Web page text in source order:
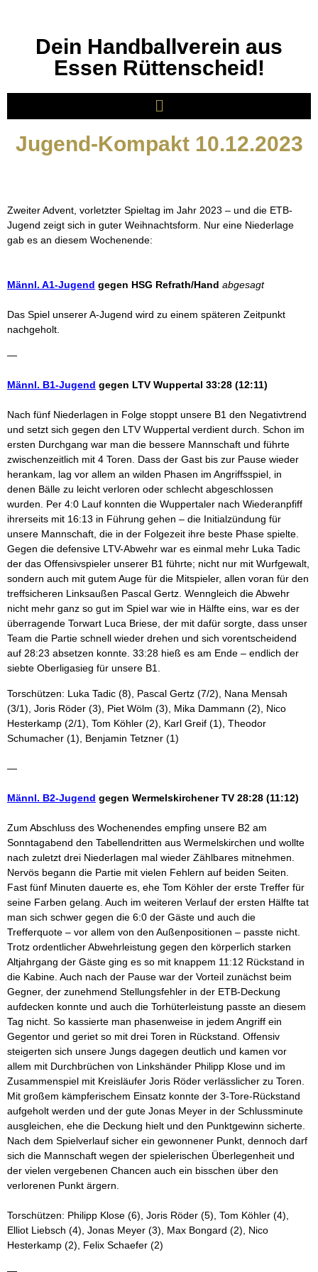
Dein Handballverein aus
Essen Rüttenscheid!
Jugend-Kompakt 10.12.2023
Zweiter Advent, vorletzter Spieltag im Jahr 2023 – und die ETB-
Jugend zeigt sich in guter Weihnachtsform. Nur eine Niederlage
gab es an diesem Wochenende:
Männl. A1-Jugend gegen HSG Refrath/Hand abgesagt
Das Spiel unserer A-Jugend wird zu einem späteren Zeitpunkt
nachgeholt.
—
Männl. B1-Jugend gegen LTV Wuppertal 33:28 (12:11)
Nach fünf Niederlagen in Folge stoppt unsere B1 den Negativtrend
und setzt sich gegen den LTV Wuppertal verdient durch. Schon im
ersten Durchgang war man die bessere Mannschaft und führte
zwischenzeitlich mit 4 Toren. Dass der Gast bis zur Pause wieder
herankam, lag vor allem an wilden Phasen im Angriffsspiel, in
denen Bälle zu leicht verloren oder schlecht abgeschlossen
wurden. Per 4:0 Lauf konnten die Wuppertaler nach Wiederanpfiff
ihrerseits mit 16:13 in Führung gehen – die Initialzündung für
unsere Mannschaft, die in der Folgezeit ihre beste Phase spielte.
Gegen die defensive LTV-Abwehr war es einmal mehr Luka Tadic
der das Offensivspieler unserer B1 führte; nicht nur mit Wurfgewalt,
sondern auch mit gutem Auge für die Mitspieler, allen voran für den
treffsicheren Linksaußen Pascal Gertz. Wenngleich die Abwehr
nicht mehr ganz so gut im Spiel war wie in Hälfte eins, war es der
überragende Torwart Luca Briese, der mit dafür sorgte, dass unser
Team die Partie schnell wieder drehen und sich vorentscheidend
auf 28:23 absetzen konnte. 33:28 hieß es am Ende – endlich der
siebte Oberligasieg für unsere B1.
Torschützen: Luka Tadic (8), Pascal Gertz (7/2), Nana Mensah
(3/1), Joris Röder (3), Piet Wölm (3), Mika Dammann (2), Nico
Hesterkamp (2/1), Tom Köhler (2), Karl Greif (1), Theodor
Schumacher (1), Benjamin Tetzner (1)
—
Männl. B2-Jugend gegen Wermelskirchener TV 28:28 (11:12)
Zum Abschluss des Wochenendes empfing unsere B2 am
Sonntagabend den Tabellendritten aus Wermelskirchen und wollte
nach zuletzt drei Niederlagen mal wieder Zählbares mitnehmen.
Nervös begann die Partie mit vielen Fehlern auf beiden Seiten.
Fast fünf Minuten dauerte es, ehe Tom Köhler der erste Treffer für
seine Farben gelang. Auch im weiteren Verlauf der ersten Hälfte tat
man sich schwer gegen die 6:0 der Gäste und auch die
Trefferquote – vor allem von den Außenpositionen – passte nicht.
Trotz ordentlicher Abwehrleistung gegen den körperlich starken
Altjahrgang der Gäste ging es so mit knappem 11:12 Rückstand in
die Kabine. Auch nach der Pause war der Vorteil zunächst beim
Gegner, der zunehmend Stellungsfehler in der ETB-Deckung
aufdecken konnte und auch die Torhüterleistung passte an diesem
Tag nicht. So kassierte man phasenweise in jedem Angriff ein
Gegentor und geriet so mit drei Toren in Rückstand. Offensiv
steigerten sich unsere Jungs dagegen deutlich und kamen vor
allem mit Durchbrüchen von Linkshänder Philipp Klose und im
Zusammenspiel mit Kreisläufer Joris Röder verlässlicher zu Toren.
Mit großem kämpferischem Einsatz konnte der 3-Tore-Rückstand
aufgeholt werden und der gute Jonas Meyer in der Schlussminute
ausgleichen, ehe die Deckung hielt und den Punktgewinn sicherte.
Nach dem Spielverlauf sicher ein gewonnener Punkt, dennoch darf
sich die Mannschaft wegen der spielerischen Überlegenheit und
der vielen vergebenen Chancen auch ein bisschen über den
verlorenen Punkt ärgern.
Torschützen: Philipp Klose (6), Joris Röder (5), Tom Köhler (4),
Elliot Liebsch (4), Jonas Meyer (3), Max Bongard (2), Nico
Hesterkamp (2), Felix Schaefer (2)